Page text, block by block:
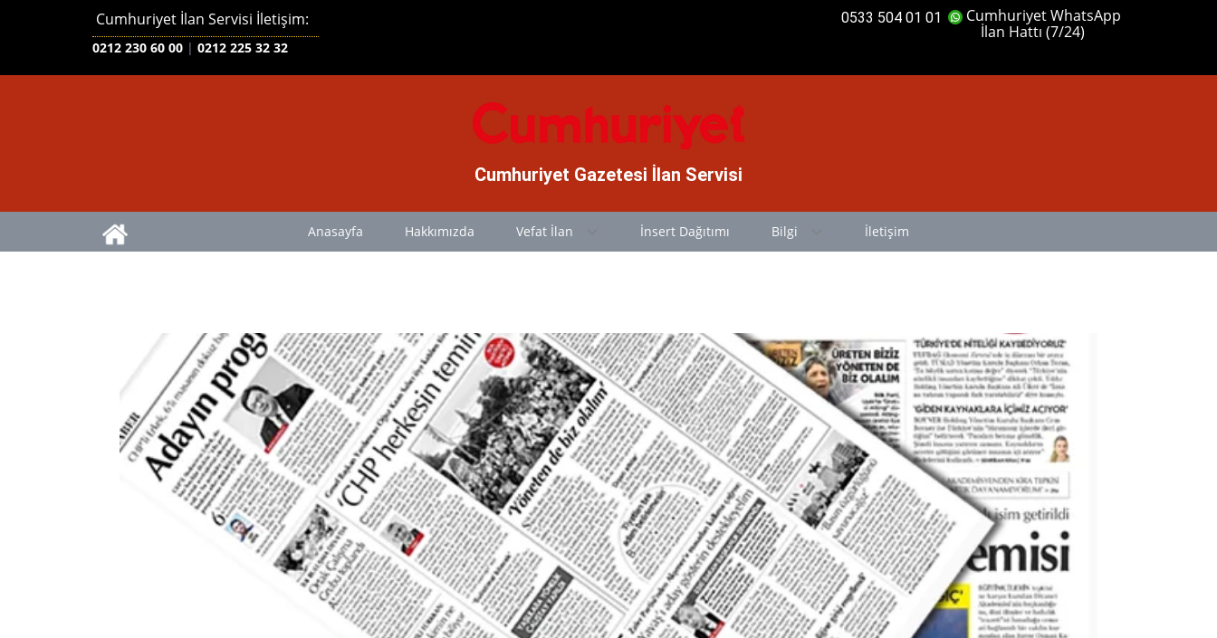
Cumhuriyet WhatsApp
İlan Hattı (7/24)
0533 504 01 01
Cumhuriyet İlan Servisi İletişim:
0212 230 60 00 | 0212 225 32 32
Cumhuriyet Gazetesi İlan Servisi
Anasayfa Hakkımızda Vefat İlan İnsert Dağıtımı Bilgi İletişim